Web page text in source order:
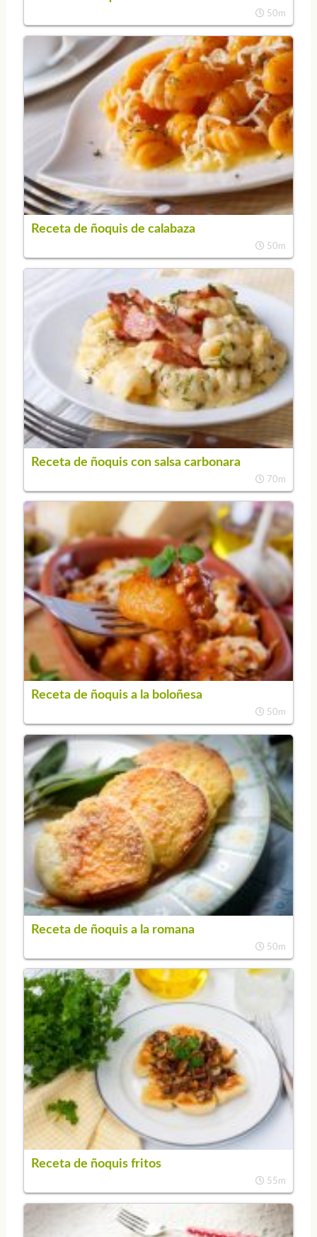
50m
Receta de ñoquis de calabaza
50m
Receta de ñoquis con salsa carbonara
70m
Receta de ñoquis a la boloñesa
50m
Receta de ñoquis a la romana
50m
Receta de ñoquis fritos
55m